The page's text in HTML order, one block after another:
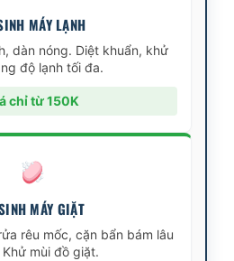
MÁY LẠNH
dàn nóng. Diệt khuẩn, khử
độ lạnh tối đa.
chỉ từ 150K
MÁY GIẶT
rêu mốc, cặn bẩn bám lâu
mùi đồ giặt.